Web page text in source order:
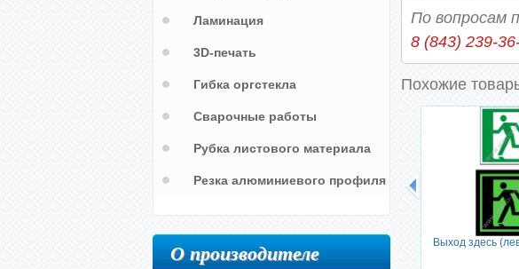
По вопросам
8 (843) 239-
Похожие
Выход здесь
Ламинация
3D-печать
Гибка оргстекла
Сварочные работы
Рубка листового материала
Резка алюминиевого профиля
О производителе